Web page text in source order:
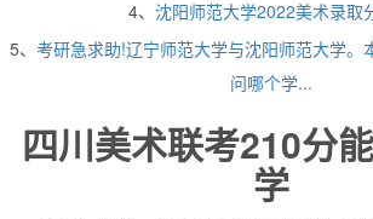
4、 沈阳师范大学2022美术录取
5、 考研急求助!辽宁师范大学与沈阳师范大学。
问哪个学...
四川美术联考210分
学